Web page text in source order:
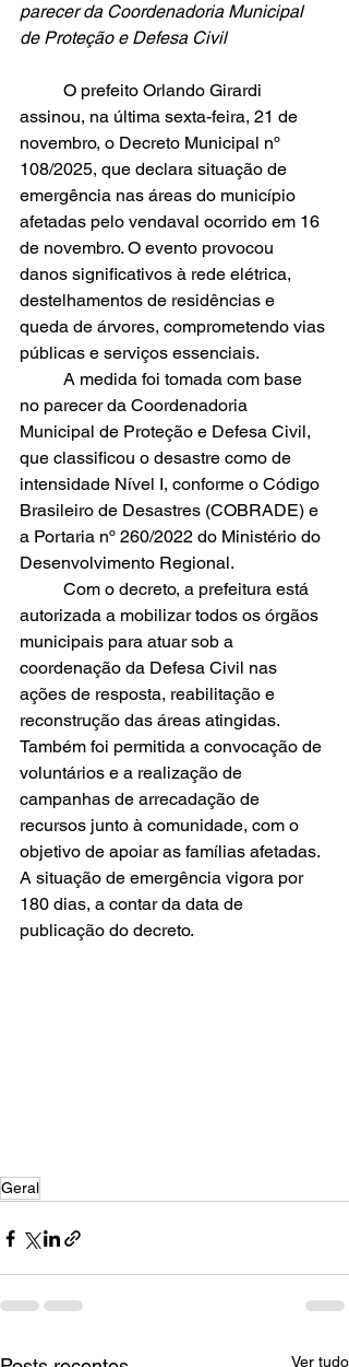
parecer da Coordenadoria Municipal
de Proteção e Defesa Civil
assinou, na última sexta-feira, 21 de
novembro, o Decreto Municipal nº
108/2025, que declara situação de
emergência nas áreas do município
afetadas pelo vendaval ocorrido em 16
de novembro. O evento provocou
danos significativos à rede elétrica,
destelhamentos de residências e
queda de árvores, comprometendo vias
públicas e serviços essenciais.
no parecer da Coordenadoria
Municipal de Proteção e Defesa Civil,
que classificou o desastre como de
intensidade Nível I, conforme o Código
Brasileiro de Desastres (COBRADE) e
a Portaria nº 260/2022 do Ministério do
Desenvolvimento Regional.
autorizada a mobilizar todos os órgãos
municipais para atuar sob a
coordenação da Defesa Civil nas
ações de resposta, reabilitação e
reconstrução das áreas atingidas.
Também foi permitida a convocação de
voluntários e a realização de
campanhas de arrecadação de
recursos junto à comunidade, com o
objetivo de apoiar as famílias afetadas.
A situação de emergência vigora por
180 dias, a contar da data de
publicação do decreto.
Geral
Ver tudo